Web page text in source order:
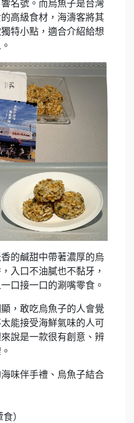
名號。而烏魚子是台灣
高級食材，海濤客將其
特小點，適合介紹給想
的鹹甜中帶著濃厚的烏
入口不油膩也不黏牙，
口接一口的涮嘴零食。
，敢吃烏魚子的人會覺
能接受海鮮氣味的人可
說是一款很有創意、辨
味伴手禮、烏魚子結合
）